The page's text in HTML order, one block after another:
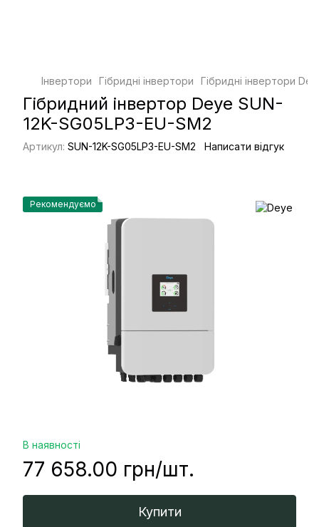
Інвертори Гібридні інвертори Гібридні інвертори
Гібридний інвертор Deye SUN-
12K-SG05LP3-EU-SM2
Артикул: SUN-12K-SG05LP3-EU-SM2 Написати відгук
Рекомендуємо
В наявності
77 658.00 грн/шт.
Купити